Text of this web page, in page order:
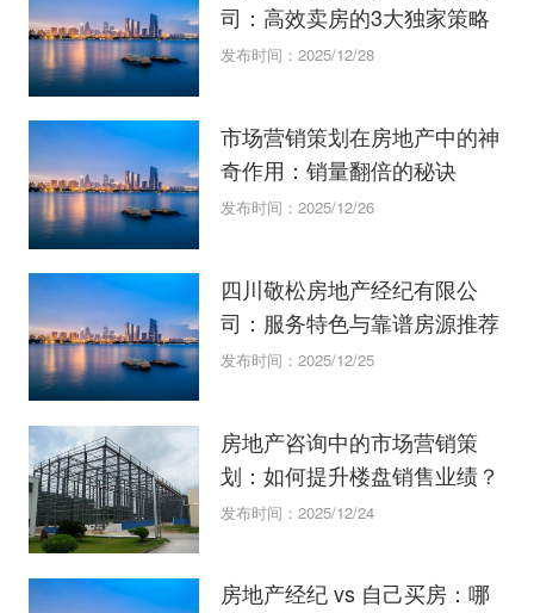
司：高效卖房的3大独家策略
发布时间：2025/12/28
市场营销策划在房地产中的神
奇作用：销量翻倍的秘诀
发布时间：2025/12/26
四川敬松房地产经纪有限公
司：服务特色与靠谱房源推荐
发布时间：2025/12/25
房地产咨询中的市场营销策
划：如何提升楼盘销售业绩？
发布时间：2025/12/24
房地产经纪 vs 自己买房：哪